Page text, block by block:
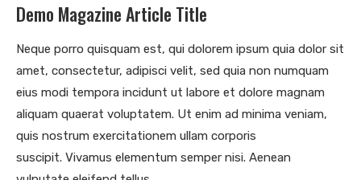
Demo Magazine Article Title
Neque porro quisquam est, qui dolorem ipsum quia dolor sit
amet, consectetur, adipisci velit, sed quia non numquam
eius modi tempora incidunt ut labore et dolore magnam
aliquam quaerat voluptatem. Ut enim ad minima veniam,
quis nostrum exercitationem ullam corporis
suscipit. Vivamus elementum semper nisi. Aenean